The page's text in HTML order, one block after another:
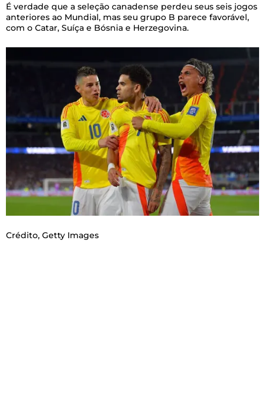
É verdade que a seleção canadense perdeu seus seis jogos
anteriores ao Mundial, mas seu grupo B parece favorável,
com o Catar, Suíça e Bósnia e Herzegovina.
Crédito, Getty Images